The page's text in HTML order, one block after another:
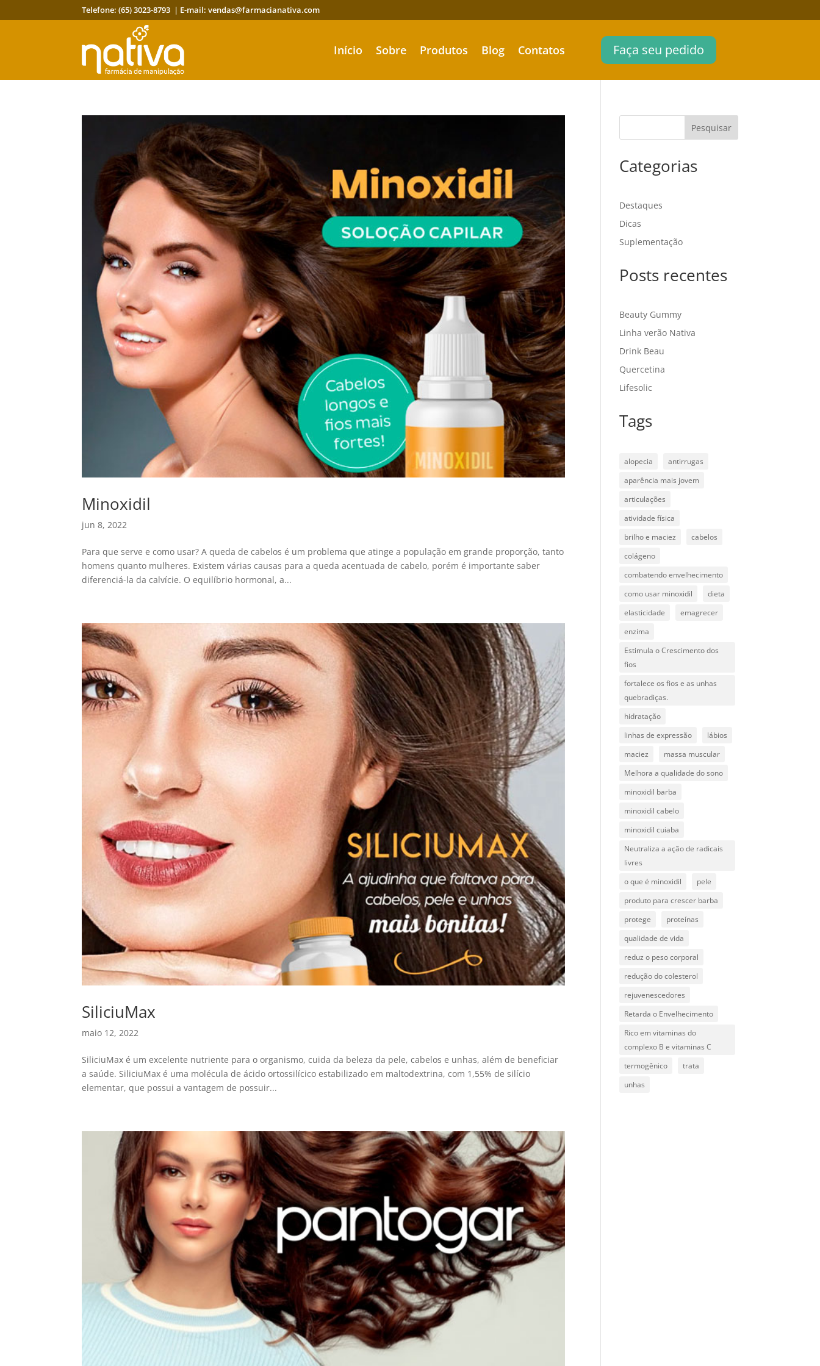
Telefone: (65) 3023-8793 | E-mail:vendas@farmacianativa.com
Início Sobre Produtos Blog Contatos Faça seu pedido
Minoxidil
jun 8, 2022
Para que serve e como usar? A queda de cabelos é um problema que atinge a população em grande proporção, tanto
homens quanto mulheres. Existem várias causas para a queda acentuada de cabelo, porém é importante saber
diferenciá-la da calvície. O equilíbrio hormonal, a...
SiliciuMax
maio 12, 2022
SiliciuMax é um excelente nutriente para o organismo, cuida da beleza da pele, cabelos e unhas, além de beneficiar
a saúde. SiliciuMax é uma molécula de ácido ortossilícico estabilizado em maltodextrina, com 1,55% de silício
elementar, que possui a vantagem de possuir...
Pesquisar
Categorias
Destaques
Dicas
Suplementação
Posts recentes
Beauty Gummy
Linha verão Nativa
Drink Beau
Quercetina
Lifesolic
Tags
alopecia
antirrugas
aparência mais jovem
articulações
atividade física
brilho e maciez
cabelos
colágeno
combatendo envelhecimento
como usar minoxidil
dieta
elasticidade
emagrecer
enzima
Estimula o Crescimento dos
fios
fortalece os fios e as unhas
quebradiças.
hidratação
linhas de expressão
lábios
maciez
massa muscular
Melhora a qualidade do sono
minoxidil barba
minoxidil cabelo
minoxidil cuiaba
Neutraliza a ação de radicais
livres
o que é minoxidil
pele
produto para crescer barba
protege
proteínas
qualidade de vida
reduz o peso corporal
redução do colesterol
rejuvenescedores
Retarda o Envelhecimento
Rico em vitaminas do
complexo B e vitaminas C
termogênico
trata
unhas